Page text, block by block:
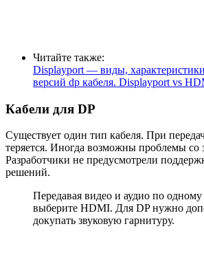
Читайте также:
Displayport — виды,
версий dp кабеля. Displayport vs
Кабели для DP
Существует один тип кабеля. При
теряется. Иногда возможны проблемы со
Разработчики не предусмотрели
решений.
Передавая видео и аудио по
выберите HDMI. Для DP нужно
докупать звуковую гарнитуру.